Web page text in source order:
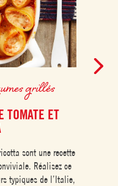
grillés
TOMATE ET
sont une recette
Réalisez ce
typiques de l’Italie,